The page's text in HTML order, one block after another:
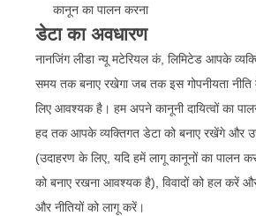
कानून का पालन करना
डेटा का अवधारण
नानजिंग लीडा न्यू मटेरियल कं, लिमिटेड आपके
समय तक बनाए रखेगा जब तक इस गोपनीयता नीति में
लिए आवश्यक है। हम अपने कानूनी दायित्वों का
हद तक आपके व्यक्तिगत डेटा को बनाए रखेंगे और
(उदाहरण के लिए, यदि हमें लागू कानूनों का पालन
को बनाए रखना आवश्यक है), विवादों को हल करें
और नीतियों को लागू करें।